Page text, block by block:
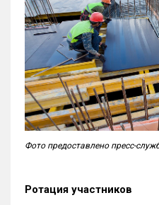
Фото предоставлено пресс-
Ротация участников